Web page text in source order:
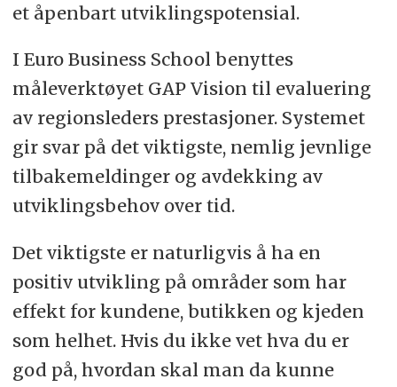
et åpenbart utviklingspotensial.
I Euro Business School benyttes
måleverktøyet GAP Vision til evaluering
av regionsleders prestasjoner. Systemet
gir svar på det viktigste, nemlig jevnlige
tilbakemeldinger og avdekking av
utviklingsbehov over tid.
Det viktigste er naturligvis å ha en
positiv utvikling på områder som har
effekt for kundene, butikken og kjeden
som helhet. Hvis du ikke vet hva du er
god på, hvordan skal man da kunne